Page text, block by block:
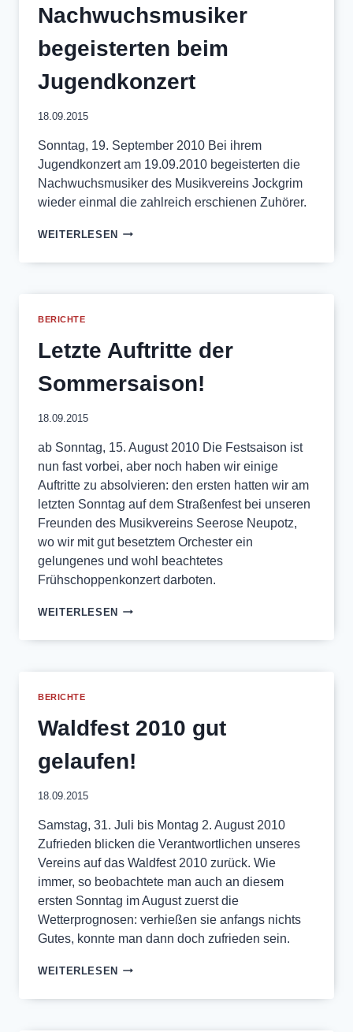
Nachwuchsmusiker
begeisterten beim
Jugendkonzert
18.09.2015
Sonntag, 19. September 2010 Bei ihrem
Jugendkonzert am 19.09.2010 begeisterten die
Nachwuchsmusiker des Musikvereins Jockgrim
wieder einmal die zahlreich erschienen Zuhörer.
WEITERLESEN NACHWUCHSMUSIKER
BEIM
BERICHTE
Letzte Auftritte der
Sommersaison!
18.09.2015
ab Sonntag, 15. August 2010 Die Festsaison ist
nun fast vorbei, aber noch haben wir einige
Auftritte zu absolvieren: den ersten hatten wir am
letzten Sonntag auf dem Straßenfest bei unseren
Freunden des Musikvereins Seerose Neupotz,
wo wir mit gut besetztem Orchester ein
gelungenes und wohl beachtetes
Frühschoppenkonzert darboten.
WEITERLESEN LETZTE
DER
BERICHTE
Waldfest 2010 gut
gelaufen!
18.09.2015
Samstag, 31. Juli bis Montag 2. August 2010
Zufrieden blicken die Verantwortlichen unseres
Vereins auf das Waldfest 2010 zurück. Wie
immer, so beobachtete man auch an diesem
ersten Sonntag im August zuerst die
Wetterprognosen: verhießen sie anfangs nichts
Gutes, konnte man dann doch zufrieden sein.
WEITERLESEN WALDFEST
GUT